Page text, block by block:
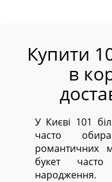
Купити
в
У Києві 101
часто
романтичних
букет
народження.